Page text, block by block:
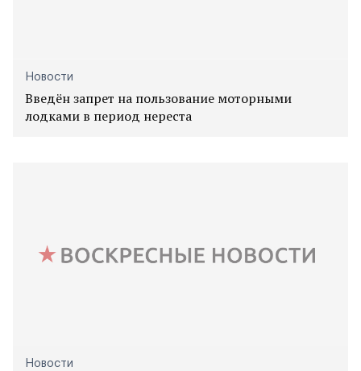
Новости
Введён запрет на пользование моторными
лодками в период нереста
Новости